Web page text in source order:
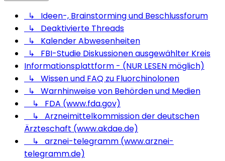
↳ Ideen-, Brainstorming und Beschlussforum
↳ Deaktivierte Threads
↳ Kalender Abwesenheiten
↳ FBI-Studie Diskussionen ausgewählter Kreis
Informationsplattform - (NUR LESEN möglich)
↳ Wissen und FAQ zu Fluorchinolonen
↳ Warnhinweise von Behörden und Medien
↳ FDA (www.fda.gov)
↳ Arzneimittelkommission der deutschen
Ärzteschaft (www.akdae.de)
↳ arznei-telegramm (www.arznei-
telegramm.de)